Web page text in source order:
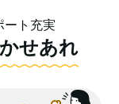
ート充実
せあれ